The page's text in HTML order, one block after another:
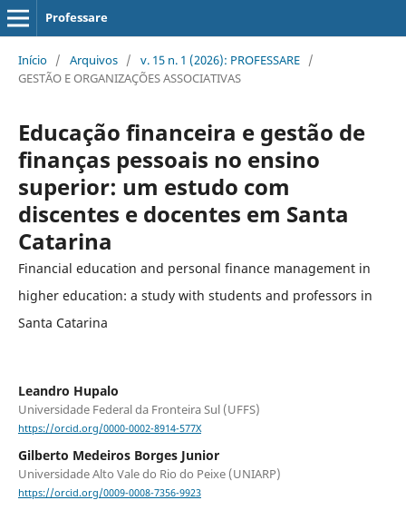
Professare
Início / Arquivos / v. 15 n. 1 (2026): PROFESSARE /
GESTÃO E ORGANIZAÇÕES ASSOCIATIVAS
Educação financeira e gestão de
finanças pessoais no ensino
superior: um estudo com
discentes e docentes em Santa
Catarina
Financial education and personal finance management in
higher education: a study with students and professors in
Santa Catarina
Leandro Hupalo
Universidade Federal da Fronteira Sul (UFFS)
https://orcid.org/0000-0002-8914-577X
Gilberto Medeiros Borges Junior
Universidade Alto Vale do Rio do Peixe (UNIARP)
https://orcid.org/0009-0008-7356-9923